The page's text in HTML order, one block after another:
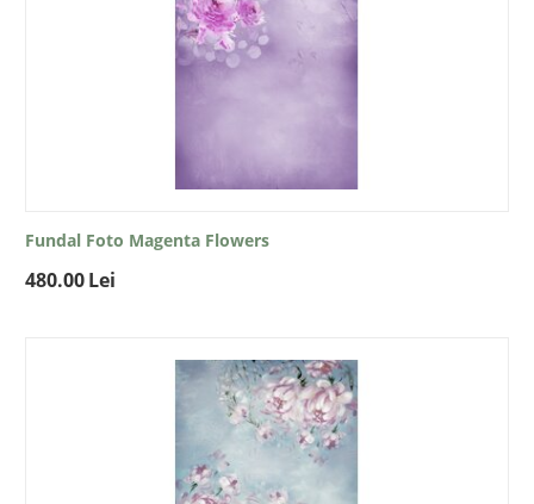
Fundal Foto Magenta Flowers
480.00Lei